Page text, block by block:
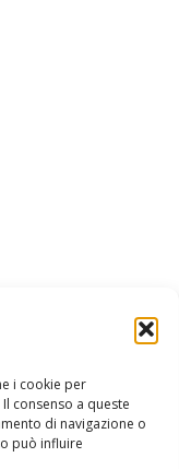
i cookie per
consenso a queste
di navigazione o
può influire
invitati a farlo! Una
firmato il